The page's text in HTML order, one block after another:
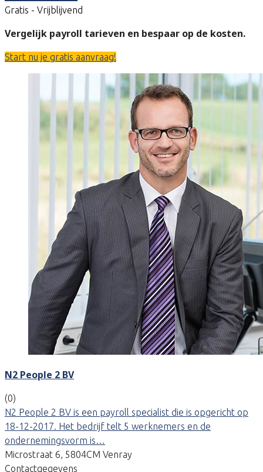
Gratis - Vrijblijvend
Vergelijk payroll tarieven en bespaar op de kosten.
Start nu je gratis aanvraag!
N2 People 2 BV
(0)
N2 People 2 BV is een payroll specialist die is opgericht op
18-12-2017. Het bedrijf telt 5 werknemers en de
ondernemingsvorm is…
Microstraat 6, 5804CM Venray
Contactgegevens